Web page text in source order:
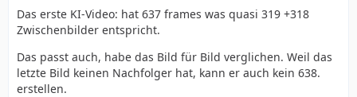
Das erste KI-Video: hat 637 frames was quasi 319 +318
Zwischenbilder entspricht.
Das passt auch, habe das Bild für Bild verglichen. Weil das
letzte Bild keinen Nachfolger hat, kann er auch kein 638.
erstellen.